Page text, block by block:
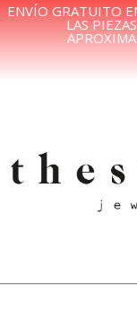
ENVÍO GRATUITO
LAS